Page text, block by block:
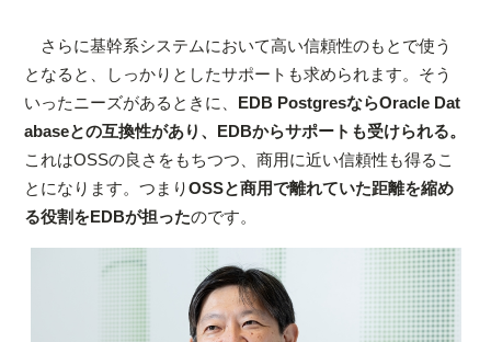
さらに基幹系システムにおいて高い信頼性のもとで使う
となると、しっかりとしたサポートも求められます。そう
いったニーズがあるときに、 EDB PostgresならOracle Dat
abaseとの互換性があり、EDBからサポートも受けられる。
これはOSSの良さをもちつつ、商用に近い信頼性も得るこ
とになります。つまりOSSと商用で離れていた距離を縮め
る役割をEDBが担ったのです。